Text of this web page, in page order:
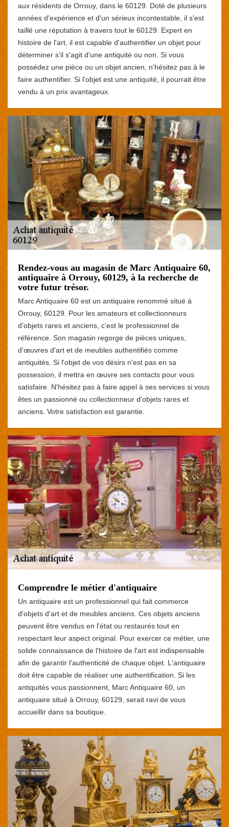
aux résidents de Orrouy, dans le 60129. Doté de plusieurs
années d'expérience et d'un sérieux incontestable, il s'est
taillé une réputation à travers tout le 60129. Expert en
histoire de l'art, il est capable d'authentifier un objet pour
déterminer s'il s'agit d'une antiquité ou non. Si vous
possédez une pièce ou un objet ancien, n'hésitez pas à le
faire authentifier. Si l'objet est une antiquité, il pourrait être
vendu à un prix avantageux.
Rendez-vous au magasin de Marc Antiquaire 60,
antiquaire à Orrouy, 60129, à la recherche de
votre futur trésor.
Marc Antiquaire 60 est un antiquaire renommé situé à
Orrouy, 60129. Pour les amateurs et collectionneurs
d'objets rares et anciens, c'est le professionnel de
référence. Son magasin regorge de pièces uniques,
d'œuvres d'art et de meubles authentifiés comme
antiquités. Si l'objet de vos désirs n'est pas en sa
possession, il mettra en œuvre ses contacts pour vous
satisfaire. N'hésitez pas à faire appel à ses services si vous
êtes un passionné ou collectionneur d'objets rares et
anciens. Votre satisfaction est garantie.
Comprendre le métier d'antiquaire
Un antiquaire est un professionnel qui fait commerce
d'objets d'art et de meubles anciens. Ces objets anciens
peuvent être vendus en l'état ou restaurés tout en
respectant leur aspect original. Pour exercer ce métier, une
solide connaissance de l'histoire de l'art est indispensable
afin de garantir l'authenticité de chaque objet. L'antiquaire
doit être capable de réaliser une authentification. Si les
antiquités vous passionnent, Marc Antiquaire 60, un
antiquaire situé à Orrouy, 60129, serait ravi de vous
accueillir dans sa boutique.